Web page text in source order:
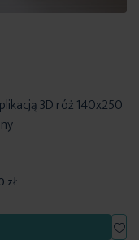
3D róż 140x250
zł